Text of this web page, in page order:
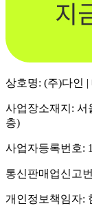
상호명: (주)다인 |
사업장소재지: 서
층)
사업자등록번호:
통신판매업신고
개인정보책임자: